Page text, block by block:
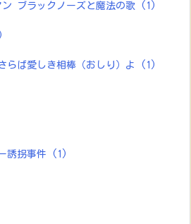
ブラックノーズと魔法の歌 (1)
らば愛しき相棒（おしり）よ (1)
誘拐事件 (1)